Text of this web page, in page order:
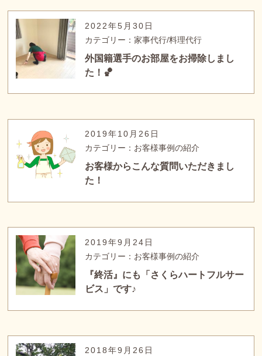
2022年5月30日
カテゴリー：家事代行/料理代行
外国籍選手のお部屋をお掃除しまし
た！🏀
2019年10月26日
カテゴリー：お客様事例の紹介
お客様からこんな質問いただきまし
た！
2019年9月24日
カテゴリー：お客様事例の紹介
『終活』にも「さくらハートフルサー
ビス」です♪
2018年9月26日